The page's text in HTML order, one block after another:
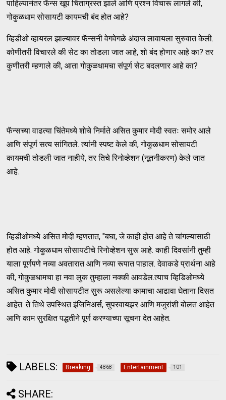
पाहिल्यानंतर फॅन्स खूप चिंताग्रस्त झाले आणि प्रश्न विचारू लागले की,
गोकुळधाम सोसायटी कायमची बंद होत आहे?
व्हिडीओ व्हायरल झाल्यावर फॅन्सनी वेगवेगळे अंदाज लावायला सुरुवात केली.
कोणीतरी विचारले की सेट का तोडला जात आहे, शो बंद होणार आहे का? तर
कुणीतरी म्हणाले की, आता गोकुळधामचा संपूर्ण सेट बदलणार आहे का?
फॅन्सच्या वाढत्या चिंतेमध्ये शोचे निर्माते असित कुमार मोदी स्वतः समोर आले
आणि संपूर्ण सत्य सांगितले. त्यांनी स्पष्ट केले की, गोकुळधाम सोसायटी
कायमची तोडली जात नाहीये, तर तिचे रिनोव्हेशन (नूतनीकरण) केले जात
आहे.
व्हिडीओमध्ये असित मोदी म्हणतात, "बघा, जे काही होत आहे ते चांगल्यासाठी
होत आहे. गोकुळधाम सोसायटीचे रिनोव्हेशन सुरू आहे. काही दिवसांनी तुम्ही
याला पूर्णपणे नव्या अवतारात आणि नव्या रूपात पाहाल. देवाकडे प्रार्थना आहे
की, गोकुळधामचा हा नवा लुक तुम्हाला नक्की आवडेल.त्याच व्हिडिओमध्ये
असित कुमार मोदी सोसायटीत सुरू असलेल्या कामाचा आढावा घेताना दिसत
आहेत. ते तिथे उपस्थित इंजिनिअर्स, सुपरवायझर आणि मजुरांशी बोलत आहेत
आणि काम सुरक्षित पद्धतीने पूर्ण करण्याच्या सूचना देत आहेत.
LABELS: Breaking 4868 Entertainment 101
SHARE: